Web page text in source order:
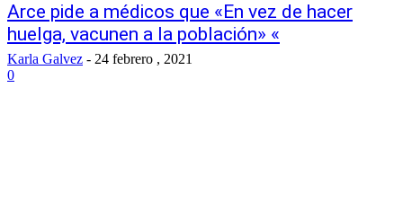
Arce pide a médicos que «En vez de hacer
huelga, vacunen a la población» «
Karla Galvez - 24 febrero , 2021
0